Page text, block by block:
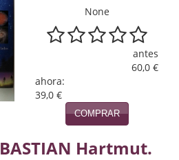
None
antes
60,0 €
ahora:
39,0 €
COMPRAR
BASTIAN Hartmut.